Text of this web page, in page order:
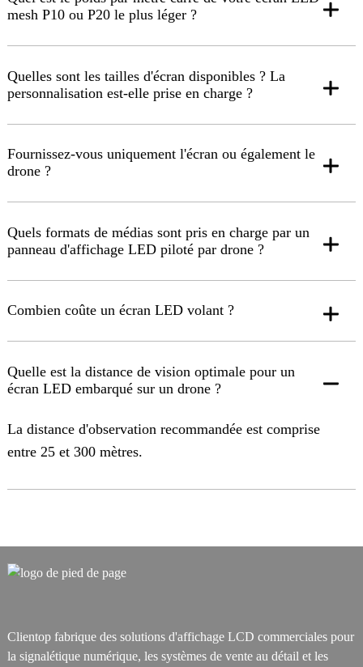
mesh P10 ou P20 le plus léger ?
Quelles sont les tailles d'écran disponibles ? La
personnalisation est-elle prise en charge ?
Fournissez-vous uniquement l'écran ou également le
drone ?
Quels formats de médias sont pris en charge par un
panneau d'affichage LED piloté par drone ?
Combien coûte un écran LED volant ?
Quelle est la distance de vision optimale pour un
écran LED embarqué sur un drone ?
La distance d'observation recommandée est comprise
entre 25 et 300 mètres.
Clientop fabrique des solutions d'affichage LCD commerciales pour
la signalétique numérique, les systèmes de vente au détail et les